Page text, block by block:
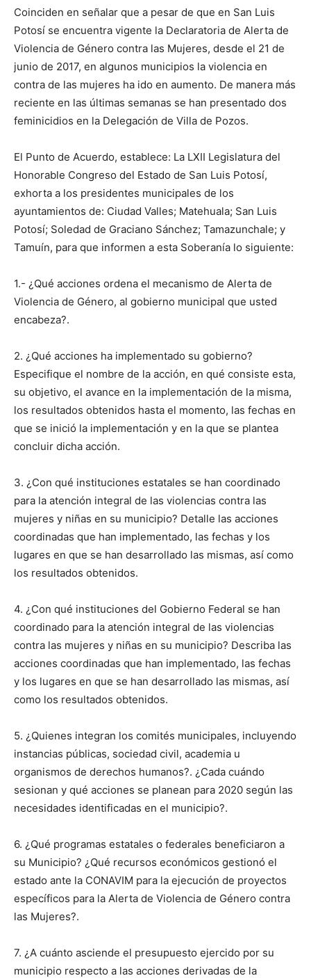
Coinciden en señalar que a pesar de que en San Luis
Potosí se encuentra vigente la Declaratoria de Alerta de
Violencia de Género contra las Mujeres, desde el 21 de
junio de 2017, en algunos municipios la violencia en
contra de las mujeres ha ido en aumento. De manera más
reciente en las últimas semanas se han presentado dos
feminicidios en la Delegación de Villa de Pozos.
El Punto de Acuerdo, establece: La LXII Legislatura del
Honorable Congreso del Estado de San Luis Potosí,
exhorta a los presidentes municipales de los
ayuntamientos de: Ciudad Valles; Matehuala; San Luis
Potosí; Soledad de Graciano Sánchez; Tamazunchale; y
Tamuín, para que informen a esta Soberanía lo siguiente:
1.- ¿Qué acciones ordena el mecanismo de Alerta de
Violencia de Género, al gobierno municipal que usted
encabeza?.
2. ¿Qué acciones ha implementado su gobierno?
Especifique el nombre de la acción, en qué consiste esta,
su objetivo, el avance en la implementación de la misma,
los resultados obtenidos hasta el momento, las fechas en
que se inició la implementación y en la que se plantea
concluir dicha acción.
3. ¿Con qué instituciones estatales se han coordinado
para la atención integral de las violencias contra las
mujeres y niñas en su municipio? Detalle las acciones
coordinadas que han implementado, las fechas y los
lugares en que se han desarrollado las mismas, así como
los resultados obtenidos.
4. ¿Con qué instituciones del Gobierno Federal se han
coordinado para la atención integral de las violencias
contra las mujeres y niñas en su municipio? Describa las
acciones coordinadas que han implementado, las fechas
y los lugares en que se han desarrollado las mismas, así
como los resultados obtenidos.
5. ¿Quienes integran los comités municipales, incluyendo
instancias públicas, sociedad civil, academia u
organismos de derechos humanos?. ¿Cada cuándo
sesionan y qué acciones se planean para 2020 según las
necesidades identificadas en el municipio?.
6. ¿Qué programas estatales o federales beneficiaron a
su Municipio? ¿Qué recursos económicos gestionó el
estado ante la CONAVIM para la ejecución de proyectos
específicos para la Alerta de Violencia de Género contra
las Mujeres?.
7. ¿A cuánto asciende el presupuesto ejercido por su
municipio respecto a las acciones derivadas de la